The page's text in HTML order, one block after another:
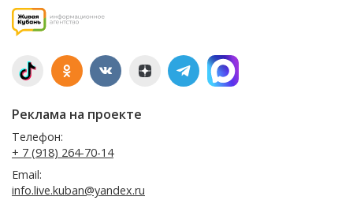
Реклама на проекте
Телефон:
+ 7 (918) 264-70-14
Email:
info.live.kuban@yandex.ru